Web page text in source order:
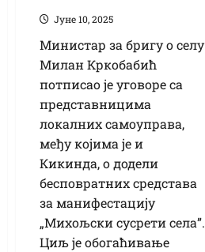
Јуне 10, 2025
Министар за бригу о селу
Милан Кркобабић
потписао је уговоре са
представницима
локалних самоуправа,
међу којима је и
Кикинда, о додели
бесповратних средстава
за манифестацију
„Михољски сусрети села”.
Циљ је обогаћивање